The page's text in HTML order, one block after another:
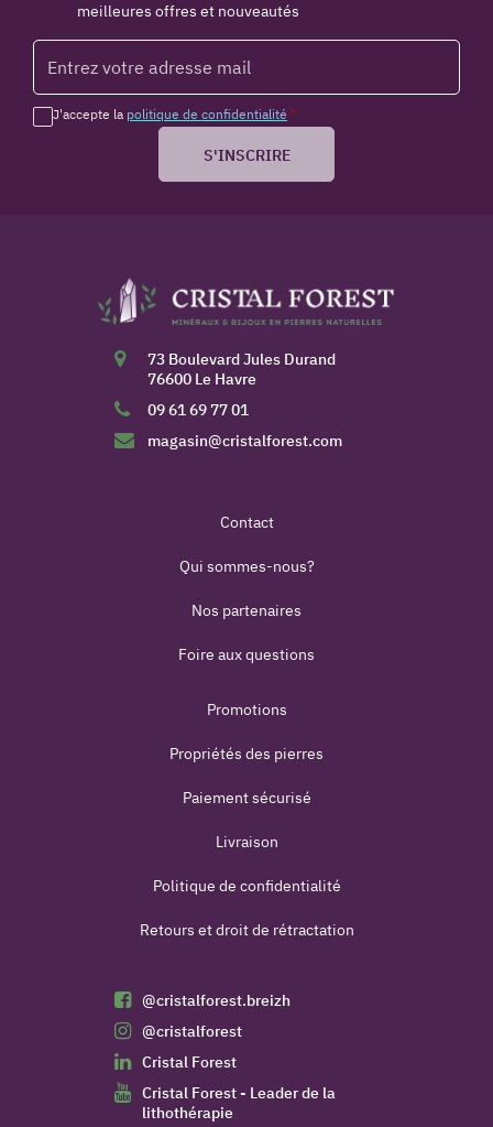
meilleures offres et nouveautés
J'accepte la politique de confidentialité *
S'INSCRIRE
73 Boulevard Jules Durand
76600 Le Havre
09 61 69 77 01
magasin@cristalforest.com
Contact
Qui sommes-nous?
Nos partenaires
Foire aux questions
Promotions
Propriétés des pierres
Paiement sécurisé
Livraison
Politique de confidentialité
Retours et droit de rétractation
@cristalforest.breizh
@cristalforest
Cristal Forest
Cristal Forest - Leader de la
lithothérapie